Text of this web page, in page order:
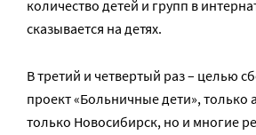
количество детей и групп в
сказывается на детях.
В третий и четвертый раз – целью
проект «Больничные дети», только
только Новосибирск, но и многие